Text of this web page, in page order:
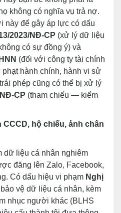
không có nghĩa vụ trả nợ.
này để gây áp lực có dấu
2023/NĐ-CP (xử lý dữ liệu
có sự đồng ý) và
(đối với công ty tài chính
hành chính, hành vi sử
phép cũng có thể bị xử lý
CP (tham chiếu — kiểm
hộ chiếu, ảnh chân
dữ liệu cá nhân nghiêm
đăng lên Zalo, Facebook,
Có dấu hiệu vi phạm Nghị
vệ dữ liệu cá nhân, kèm
nhục người khác (BLHS